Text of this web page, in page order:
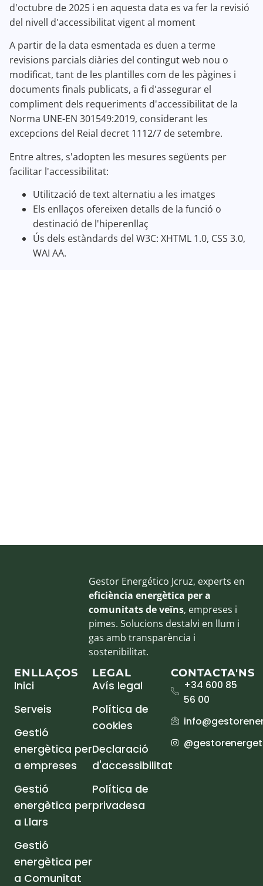
d'octubre de 2025 i en aquesta data es va fer la revisió
del nivell d'accessibilitat vigent al moment
A partir de la data esmentada es duen a terme
revisions parcials diàries del contingut web nou o
modificat, tant de les plantilles com de les pàgines i
documents finals publicats, a fi d'assegurar el
compliment dels requeriments d'accessibilitat de la
Norma UNE-EN 301549:2019, considerant les
excepcions del Reial decret 1112/7 de setembre.
Entre altres, s'adopten les mesures següents per
facilitar l'accessibilitat:
Utilització de text alternatiu a les imatges
Els enllaços ofereixen detalls de la funció o
destinació de l'hiperenllaç
Ús dels estàndards del W3C: XHTML 1.0, CSS 3.0,
WAI AA.
Gestor Energético Jcruz, experts en
eficiència energètica per a
comunitats de veïns, empreses i
pimes. Solucions destalvi en llum i
gas amb transparència i
sostenibilitat.
ENLLAÇOS
Inici
Serveis
Gestió
energètica per
a empreses
Gestió
energètica per
a Llars
Gestió
energètica per
a Comunitat
LEGAL
Avís legal
Política de
cookies
Declaració
d'accessibilitat
Política de
privadesa
CONTACTA'NS
+34 600 85
56 00